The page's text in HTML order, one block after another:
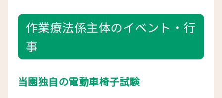
作業療法係主体のイベント・行
事
当園独自の電動車椅子試験